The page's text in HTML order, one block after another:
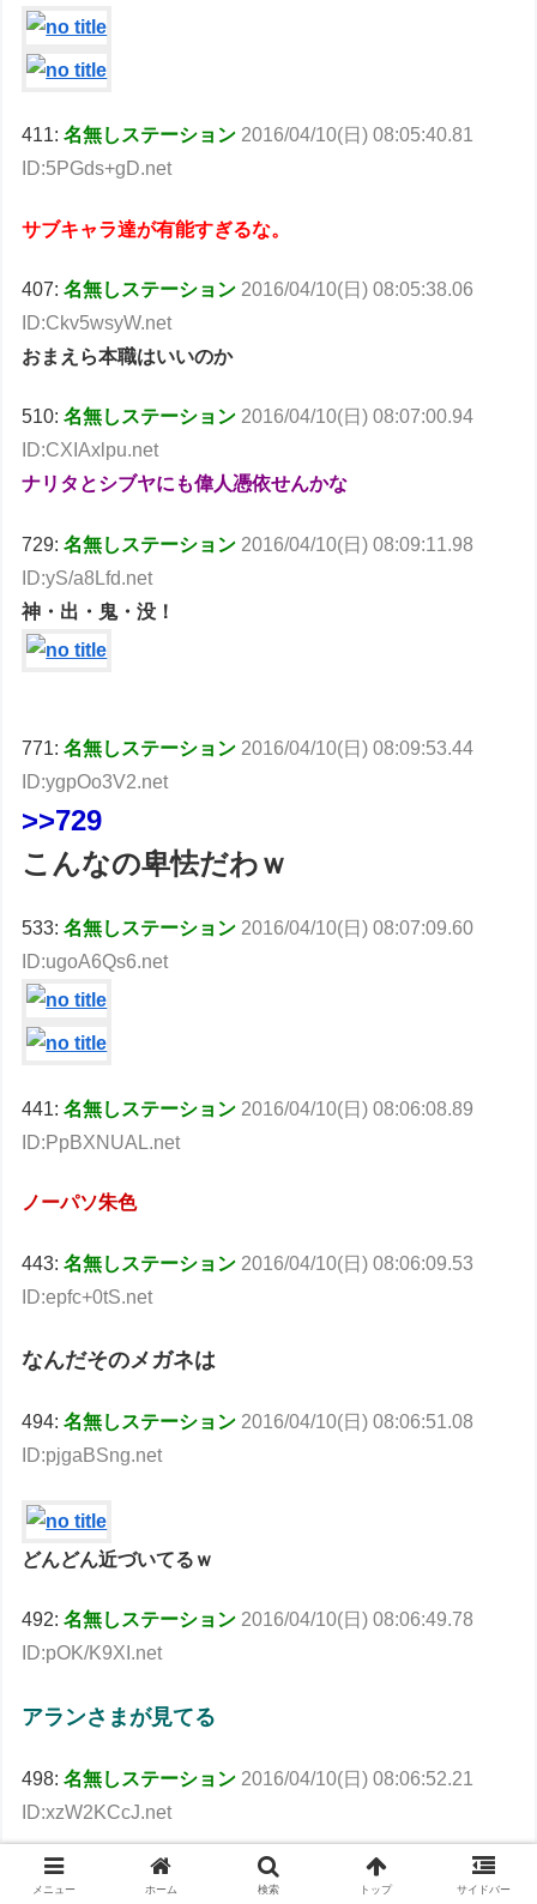
411:名無しステーション 2016/04/10(日) 08:05:40.81
ID:5PGds+gD.net
サブキャラ達が有能すぎるな。
407:名無しステーション 2016/04/10(日) 08:05:38.06
ID:Ckv5wsyW.net
おまえら本職はいいのか
510:名無しステーション 2016/04/10(日) 08:07:00.94
ID:CXIAxlpu.net
ナリタとシブヤにも偉人憑依せんかな
729:名無しステーション 2016/04/10(日) 08:09:11.98
ID:yS/a8Lfd.net
神・出・鬼・没！
771:名無しステーション 2016/04/10(日) 08:09:53.44
ID:ygpOo3V2.net
>>729
こんなの卑怯だわｗ
533:名無しステーション2016/04/10(日) 08:07:09.60
ID:ugoA6Qs6.net
441:名無しステーション 2016/04/10(日) 08:06:08.89
ID:PpBXNUAL.net
ノーパソ朱色
443:名無しステーション 2016/04/10(日) 08:06:09.53
ID:epfc+0tS.net
なんだそのメガネは
494:名無しステーション2016/04/10(日) 08:06:51.08
ID:pjgaBSng.net
どんどん近づいてるｗ
492:名無しステーション 2016/04/10(日) 08:06:49.78
ID:pOK/K9XI.net
アランさまが見てる
498:名無しステーション 2016/04/10(日) 08:06:52.21
ID:xzW2KCcJ.net
ﾅｽﾞｪﾐﾃﾙﾝﾃﾞｨｽ!!
メニュー ホーム 検索 トップ サイドバー